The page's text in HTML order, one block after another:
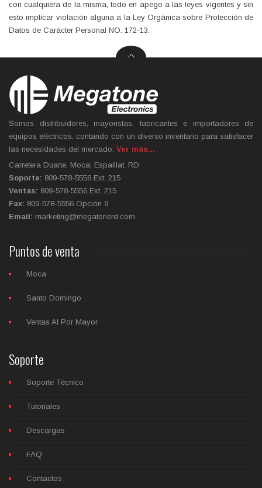
con cualquiera de la misma, todo en apego a las leyes vigentes y sin
esto implicar violación alguna a la Ley Orgánica sobre Protección de
Datos de Carácter Personal NO. 172-13.
Somos distribuidores, mayoristas, fabricantes e importadores de
equipos eléctricos, contando con un diverso inventario para satisfacer
las necesidades del mercado. Ver más...
Carretera Duarte, Moca; Espaillat. RD
Soporte: 809-578-5556 Ext. 215
Ventas: 809-578-5556 Ext. 215
Fax: 809-578-5556 Opción 9
Email: marketing@megatonerd.com
Puntos de venta
Moca
Santo Domingo
Ventas Al Por Mayor
Soporte
Soporte Técnico
Tutoriales
Descargas
FAQ
Contactos